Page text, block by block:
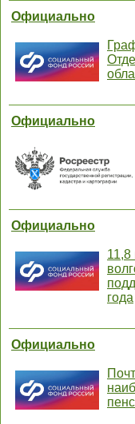
Официально
Официально
Официально
года
Официально